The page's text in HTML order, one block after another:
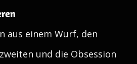
aus einem Wurf, den
und die Obsession